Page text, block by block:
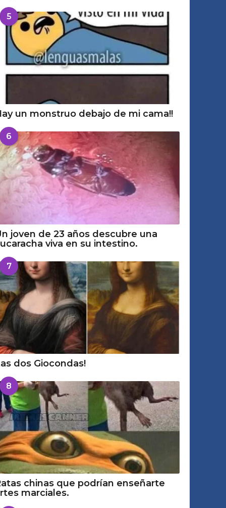
5
un monstruo debajo de mi cama!!
6
joven de 23 años descubre una
viva en su intestino.
7
dos Giocondas!
8
chinas que podrían enseñarte
marciales.